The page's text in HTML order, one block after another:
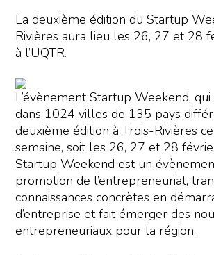
La deuxième édition du Startup
Rivières aura lieu les 26, 27 et 28
à l’UQTR.
L’évènement Startup Weekend,
dans 1024 villes de 135 pays
deuxième édition à Trois-Rivières
semaine, soit les 26, 27 et 28
Startup Weekend est un
promotion de l’entrepreneuriat,
connaissances concrètes en
d’entreprise et fait émerger des
entrepreneuriaux pour la région.